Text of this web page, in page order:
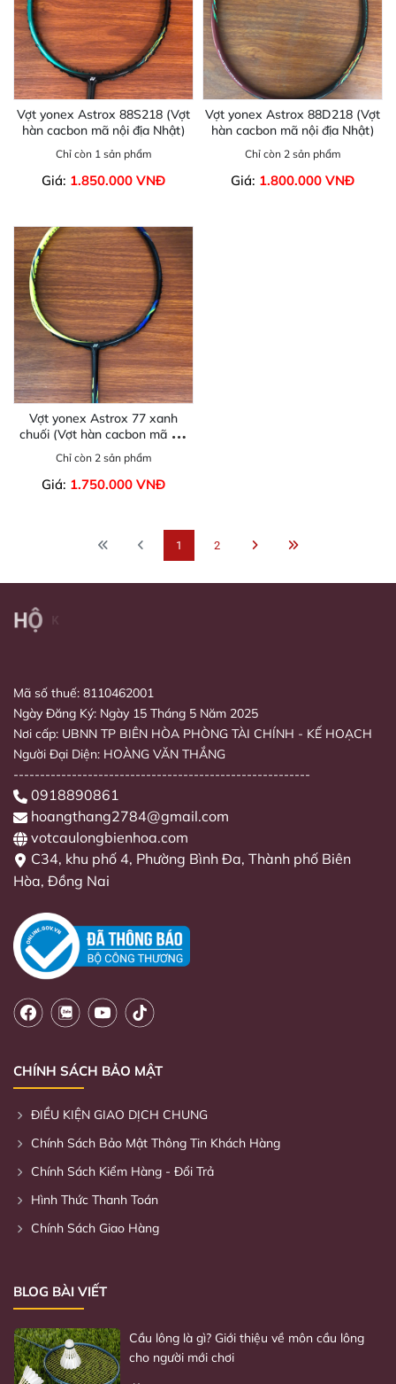
Vợt yonex Astrox 88S218 (Vợt
hàn cacbon mã nội địa Nhật)
Chỉ còn 1 sản phẩm
Giá: 1.850.000 VNĐ
Vợt yonex Astrox 88D218 (Vợt
hàn cacbon mã nội địa Nhật)
Chỉ còn 2 sản phẩm
Giá: 1.800.000 VNĐ
Vợt yonex Astrox 77 xanh
chuối (Vợt hàn cacbon mã nội
địa Nhật)
Chỉ còn 2 sản phẩm
Giá: 1.750.000 VNĐ
1 2
Mã số thuế: 8110462001
Ngày Đăng Ký: Ngày 15 Tháng 5 Năm 2025
Nơi cấp: UBNN TP BIÊN HÒA PHÒNG TÀI CHÍNH - KẾ HOẠCH
Người Đại Diện: HOÀNG VĂN THẮNG
--------------------------------------------------------
0918890861
hoangthang2784@gmail.com
votcaulongbienhoa.com
C34, khu phố 4, Phường Bình Đa, Thành phố Biên
Hòa, Đồng Nai
CHÍNH SÁCH BẢO MẬT
ĐIỀU KIỆN GIAO DỊCH CHUNG
Chính Sách Bảo Mật Thông Tin Khách Hàng
Chính Sách Kiểm Hàng - Đổi Trả
Hình Thức Thanh Toán
Chính Sách Giao Hàng
BLOG BÀI VIẾT
cao
31/01/2024
Cầu lông là gì? Giới thiệu về môn cầu lông
cho người mới chơi